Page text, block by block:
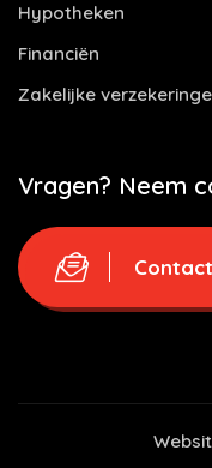
Hypotheken
Financiën
Zakelijke
Vragen? Neem
Contact